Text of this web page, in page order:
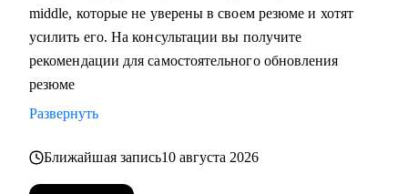
• тем, кто хочет сменить карьерный трек и перейти во
внутриком, HR-бренд и корпоративный ивент
• специалистам уровня Junior и Middle: внутренние
коммуникации, HR-бренд, event-менеджер
middle, которые не уверены в своем резюме и хотят
усилить его. На консультации вы получите
рекомендации для самостоятельного обновления
резюме
Развернуть
Ближайшая запись10 августа 2026